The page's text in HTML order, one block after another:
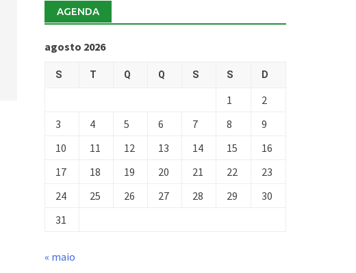
AGENDA
agosto 2026
S T Q Q S S D
1
2
3
4 5 6 7 8
9
10
11 12 13 14 15
16
17
18 19 20 21 22
23
24
25 26 27 28 29
30
31
« maio